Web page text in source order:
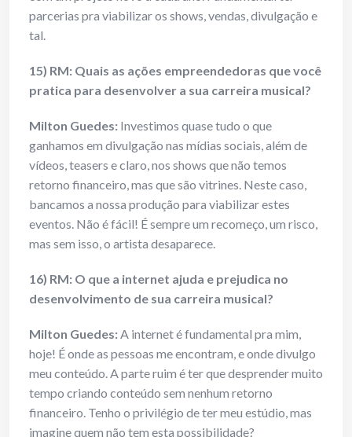
parcerias pra viabilizar os shows, vendas, divulgação e
tal.
15) RM: Quais as ações empreendedoras que você
pratica para desenvolver a sua carreira musical?
Milton Guedes: Investimos quase tudo o que
ganhamos em divulgação nas mídias sociais, além de
vídeos, teasers e claro, nos shows que não temos
retorno financeiro, mas que são vitrines. Neste caso,
bancamos a nossa produção para viabilizar estes
eventos. Não é fácil! É sempre um recomeço, um risco,
mas sem isso, o artista desaparece.
16) RM: O que a internet ajuda e prejudica no
desenvolvimento de sua carreira musical?
Milton Guedes:A internet é fundamental pra mim,
hoje! É onde as pessoas me encontram, e onde divulgo
meu conteúdo. A parte ruim é ter que desprender muito
tempo criando conteúdo sem nenhum retorno
financeiro. Tenho o privilégio de ter meu estúdio, mas
imagine quem não tem esta possibilidade?